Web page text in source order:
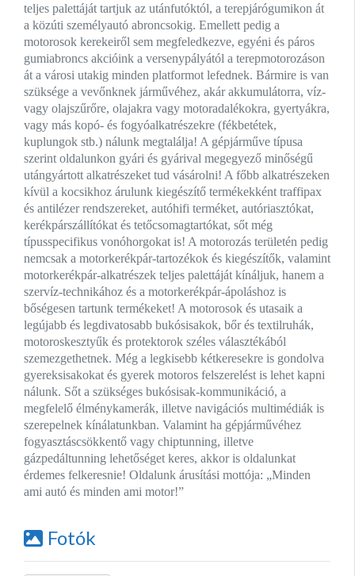
teljes palettáját tartjuk az utánfutóktól, a terepjárógumikon át
a közúti személyautó abroncsokig. Emellett pedig a
motorosok kerekeiről sem megfeledkezve, egyéni és páros
gumiabroncs akcióink a versenypályától a terepmotorozáson
át a városi utakig minden platformot lefednek. Bármire is van
szüksége a vevőnknek járművéhez, akár akkumulátorra, víz-
vagy olajszűrőre, olajakra vagy motoradalékokra, gyertyákra,
vagy más kopó- és fogyóalkatrészekre (fékbetétek,
kuplungok stb.) nálunk megtalálja! A gépjárműve típusa
szerint oldalunkon gyári és gyárival megegyező minőségű
utángyártott alkatrészeket tud vásárolni! A főbb alkatrészeken
kívül a kocsikhoz árulunk kiegészítő termékekként traffipax
és antilézer rendszereket, autóhifi terméket, autóriasztókat,
kerékpárszállítókat és tetőcsomagtartókat, sőt még
típusspecifikus vonóhorgokat is! A motorozás területén pedig
nemcsak a motorkerékpár-tartozékok és kiegészítők, valamint
motorkerékpár-alkatrészek teljes palettáját kínáljuk, hanem a
szervíz-technikához és a motorkerékpár-ápoláshoz is
bőségesen tartunk termékeket! A motorosok és utasaik a
legújabb és legdivatosabb bukósisakok, bőr és textilruhák,
motoroskesztyűk és protektorok széles választékából
szemezgethetnek. Még a legkisebb kétkeresekre is gondolva
gyereksisakokat és gyerek motoros felszerelést is lehet kapni
nálunk. Sőt a szükséges bukósisak-kommunikáció, a
megfelelő élménykamerák, illetve navigációs multimédiák is
szerepelnek kínálatunkban. Valamint ha gépjárművéhez
fogyasztáscsökkentő vagy chiptunning, illetve
gázpedáltunning lehetőséget keres, akkor is oldalunkat
érdemes felkeresnie! Oldalunk árusítási mottója: „Minden
ami autó és minden ami motor!”
Fotók